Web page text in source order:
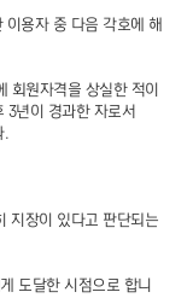
용자 중 다음 각호에 해
회원자격을 상실한 적이
3년이 경과한 자로서
.
지장이 있다고 판단되는
도달한 시점으로 합니